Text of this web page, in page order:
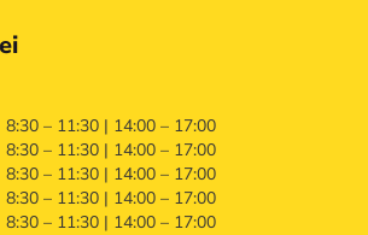
8:30 – 11:30 | 14:00 – 17:00
8:30 – 11:30 | 14:00 – 17:00
8:30 – 11:30 | 14:00 – 17:00
8:30 – 11:30 | 14:00 – 17:00
8:30 – 11:30 | 14:00 – 17:00